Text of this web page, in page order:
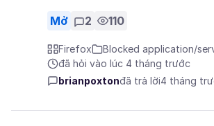
Mở 2 110
Firefox
Blocked application/
đã hỏi vào lúc 4 tháng trước
brianpoxtonđã trả lời4 tháng